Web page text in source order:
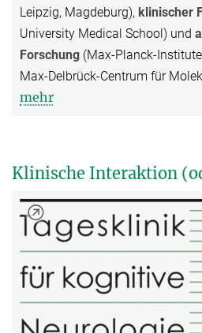
Leipzig, Magdeburg), klinischer
University Medical School) und
Forschung (Max-Planck-
Max-Delbrück-Centrum für
mehr
Klinische Interaktion